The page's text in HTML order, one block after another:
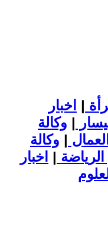
| اخبار
| وكالة
| وكالة
الرياضة | اخبار